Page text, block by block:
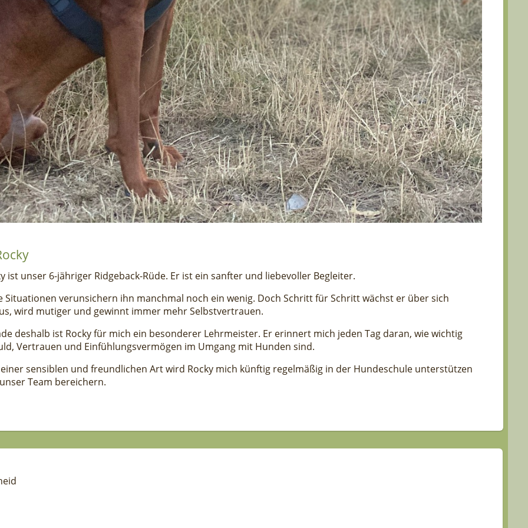
ist unser 6-jähriger Ridgeback-Rüde. Er ist ein sanfter und liebevoller Begleiter.
Situationen verunsichern ihn manchmal noch ein wenig. Doch Schritt für Schritt wächst er über sich
wird mutiger und gewinnt immer mehr Selbstvertrauen.
deshalb ist Rocky für mich ein besonderer Lehrmeister. Er erinnert mich jeden Tag daran, wie wichtig
Vertrauen und Einfühlungsvermögen im Umgang mit Hunden sind.
sensiblen und freundlichen Art wird Rocky mich künftig regelmäßig in der Hundeschule unterstützen
Team bereichern.